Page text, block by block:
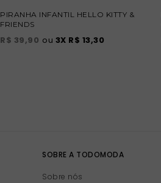
PIRANHA INFANTIL HELLO KITTY &
FRIENDS
R$ 39,90 ou 3X R$ 13,30
SOBRE A TODOMODA
Sobre nós